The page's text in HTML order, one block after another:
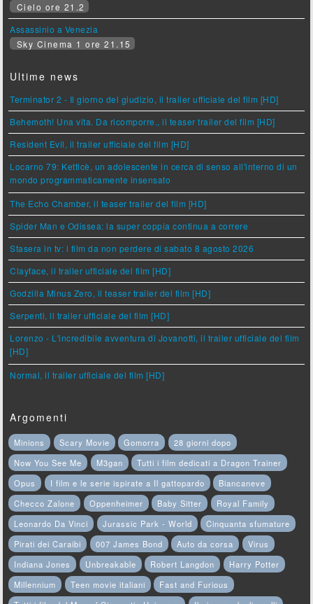
Cielo ore 21.2
Assassinio a Venezia
Sky Cinema 1 ore 21.15
Ultime news
Terminator 2 - Il giorno del giudizio, il trailer ufficiale del film [HD]
Behemoth! Una vita. Da ricomporre., il teaser trailer del film [HD]
Resident Evil, il trailer ufficiale del film [HD]
Locarno 79: Ketticè, un adolescente in cerca di senso all'interno di un
mondo programmaticamente insensato
The Echo Chamber, il teaser trailer del film [HD]
Spider Man e Odissea: la super coppia continua a correre
Stasera in tv: i film da non perdere di sabato 8 agosto 2026
Clayface, il trailer ufficiale del film [HD]
Godzilla Minus Zero, il teaser trailer del film [HD]
Serpenti, il trailer ufficiale del film [HD]
Lorenzo - L'incredibile avventura di Jovanotti, il trailer ufficiale del film
[HD]
Normal, il trailer ufficiale del film [HD]
Argomenti
Minions Scary Movie Gomorra
28 giorni dopo
Now You See Me
M3gan
Tutti i film dedicati a Dragon Trainer
Opus
I film e le serie ispirate a Il gattopardo
Biancaneve
Checco Zalone
Oppenheimer Baby Sitter
Royal Family
Leonardo Da Vinci
Jurassic Park - World
Cinquanta sfumature
Pirati dei Caraibi
007 James Bond Auto da corsa
Virus
Indiana Jones
Unbreakable Robert Langdon
Harry Potter
Millennium
Teen movie italiani
Fast and Furious